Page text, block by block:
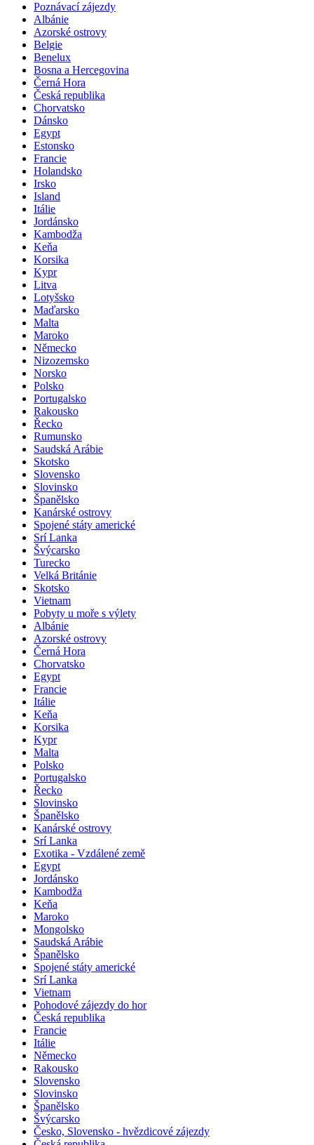
Poznávací zájezdy
Albánie
Azorské ostrovy
Belgie
Benelux
Bosna a Hercegovina
Černá Hora
Česká republika
Chorvatsko
Dánsko
Egypt
Estonsko
Francie
Holandsko
Irsko
Island
Itálie
Jordánsko
Kambodža
Keňa
Korsika
Kypr
Litva
Lotyšsko
Maďarsko
Malta
Maroko
Německo
Nizozemsko
Norsko
Polsko
Portugalsko
Rakousko
Řecko
Rumunsko
Saudská Arábie
Skotsko
Slovensko
Slovinsko
Španělsko
Kanárské ostrovy
Spojené státy americké
Srí Lanka
Švýcarsko
Turecko
Velká Británie
Skotsko
Vietnam
Pobyty u moře s výlety
Albánie
Azorské ostrovy
Černá Hora
Chorvatsko
Egypt
Francie
Itálie
Keňa
Korsika
Kypr
Malta
Polsko
Portugalsko
Řecko
Slovinsko
Španělsko
Kanárské ostrovy
Srí Lanka
Exotika - Vzdálené země
Egypt
Jordánsko
Kambodža
Keňa
Maroko
Mongolsko
Saudská Arábie
Španělsko
Spojené státy americké
Srí Lanka
Vietnam
Pohodové zájezdy do hor
Česká republika
Francie
Itálie
Německo
Rakousko
Slovensko
Slovinsko
Španělsko
Švýcarsko
Česko, Slovensko - hvězdicové zájezdy